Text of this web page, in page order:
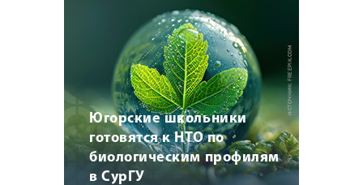
Югорские школьники
готовятся к НТО по
биологическим профилям
в СурГУ